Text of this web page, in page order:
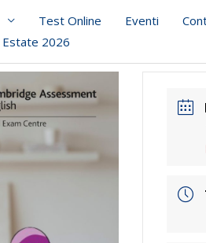
Test Online Eventi
Estate 2026